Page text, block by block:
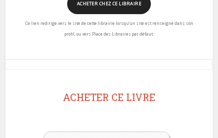
ACHETER CHEZ CE LIBRAIRE
Ce lien redirige vers le site de cette librairie lorsqu’un site est renseigné dans son
profil, ou vers Place des Libraires par défaut.
ACHETER CE LIVRE